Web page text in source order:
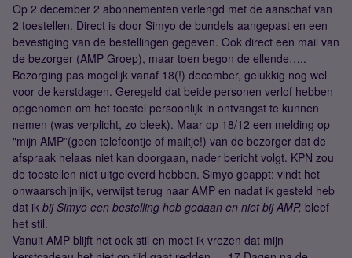
Op 2 december 2 abonnementen verlengd met de aanschaf van
2 toestellen. Direct is door Simyo de bundels aangepast en een
bevestiging van de bestellingen gegeven. Ook direct een mail van
de bezorger (AMP Groep), maar toen begon de ellende…..
Bezorging pas mogelijk vanaf 18(!) december, gelukkig nog wel
voor de kerstdagen. Geregeld dat beide personen verlof hebben
opgenomen om het toestel persoonlijk in ontvangst te kunnen
nemen (was verplicht, zo bleek). Maar op 18/12 een melding op
"mijn AMP”(geen telefoontje of mailtje!) van de bezorger dat de
afspraak helaas niet kan doorgaan, nader bericht volgt. KPN zou
de toestellen niet uitgeleverd hebben. Simyo geappt: vindt het
onwaarschijnlijk, verwijst terug naar AMP en nadat ik gesteld heb
dat ik bij Simyo een bestelling heb gedaan en niet bij AMP, bleef
het stil.
Vanuit AMP blijft het ook stil en moet ik vrezen dat mijn